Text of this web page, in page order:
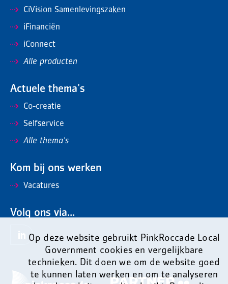
Op deze website gebruikt PinkRoccade Local
Government cookies en vergelijkbare
technieken. Dit doen we om de website goed
te kunnen laten werken en om te analyseren
CiVision Samenlevingszaken
iFinanciën
iConnect
Alle producten
Actuele thema's
Co-creatie
Selfservice
Alle thema's
Kom bij ons werken
Vacatures
Volg ons via...